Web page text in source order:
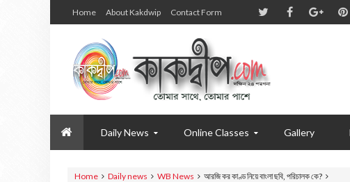
Home About Kakdwip Contact Form
Daily News Online Classes Gallery
Home Daily news WB News আরজি কর কাণ্ড নিয়ে বাংলা ছবি, পরিচালক কে?